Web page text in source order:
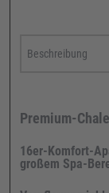
Premium-
16er-Komfort-
großem Spa-